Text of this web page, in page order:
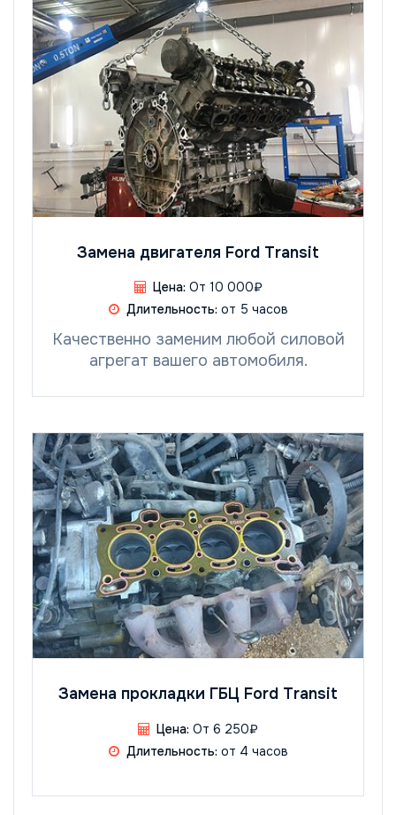
Замена двигателя Ford Transit
Цена: От 10 000₽
Длительность: от 5 часов
Качественно заменим любой силовой
агрегат вашего автомобиля.
Замена прокладки ГБЦ Ford Transit
Цена: От 6 250₽
Длительность: от 4 часов